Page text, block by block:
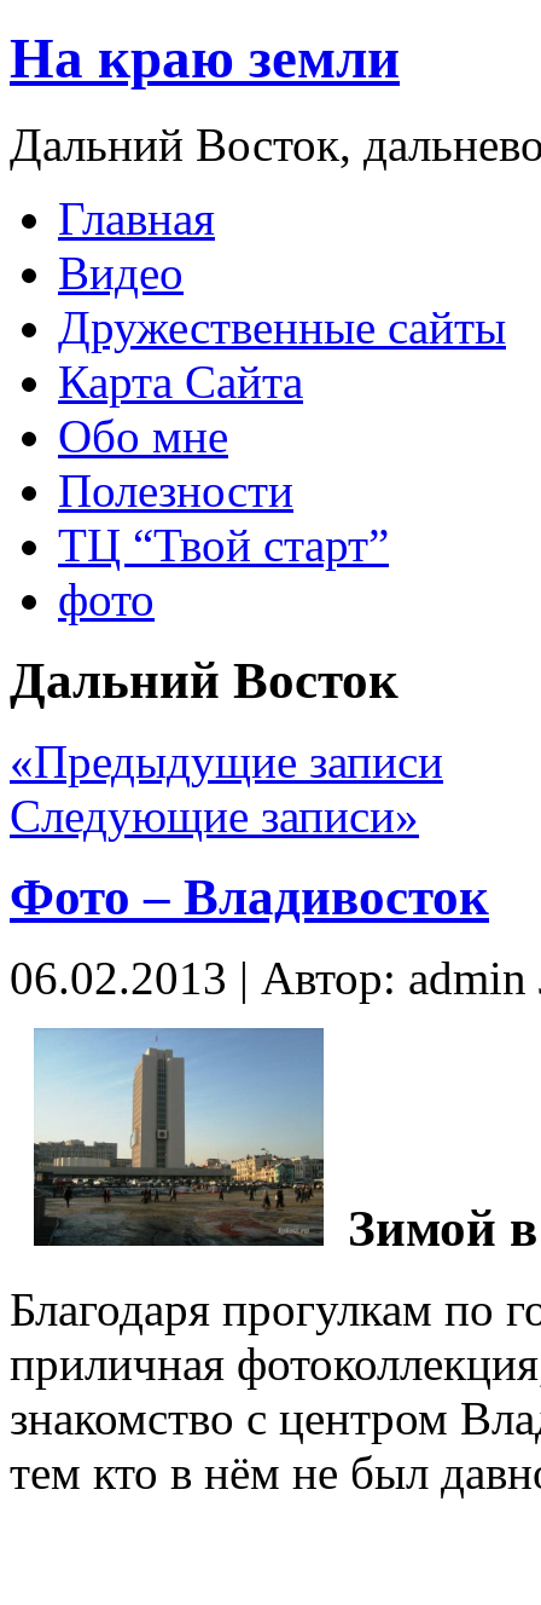
На краю земли
Дальний Восток,
Главная
Видео
Дружественные сайты
Карта Сайта
Обо мне
Полезности
ТЦ “Твой старт”
фото
Дальний Восток
«Предыдущие записи
Следующие записи»
Фото – Владивосток
06.02.2013 | Автор:
Зимой
Благодаря прогулкам по
приличная
знакомство с центром
тем кто в нём не был